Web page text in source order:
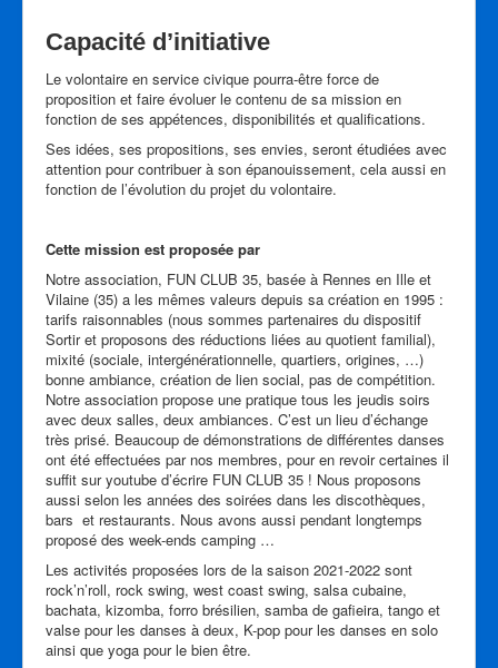
Capacité d’initiative
Le volontaire en service civique pourra-être force de
proposition et faire évoluer le contenu de sa mission en
fonction de ses appétences, disponibilités et qualifications.
Ses idées, ses propositions, ses envies, seront étudiées avec
attention pour contribuer à son épanouissement, cela aussi en
fonction de l’évolution du projet du volontaire.
Cette mission est proposée par
Notre association, FUN CLUB 35, basée à Rennes en Ille et
Vilaine (35) a les mêmes valeurs depuis sa création en 1995 :
tarifs raisonnables (nous sommes partenaires du dispositif
Sortir et proposons des réductions liées au quotient familial),
mixité (sociale, intergénérationnelle, quartiers, origines, …)
bonne ambiance, création de lien social, pas de compétition.
Notre association propose une pratique tous les jeudis soirs
avec deux salles, deux ambiances. C’est un lieu d’échange
très prisé. Beaucoup de démonstrations de différentes danses
ont été effectuées par nos membres, pour en revoir certaines il
suffit sur youtube d’écrire FUN CLUB 35 ! Nous proposons
aussi selon les années des soirées dans les discothèques,
bars et restaurants. Nous avons aussi pendant longtemps
proposé des week-ends camping …
Les activités proposées lors de la saison 2021-2022 sont
rock’n’roll, rock swing, west coast swing, salsa cubaine,
bachata, kizomba, forro brésilien, samba de gafieira, tango et
valse pour les danses à deux, K-pop pour les danses en solo
ainsi que yoga pour le bien être.